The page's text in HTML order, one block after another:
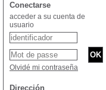
Conectarse
acceder a su cuenta de
usuario
Olvidé mi contraseña
Dirección